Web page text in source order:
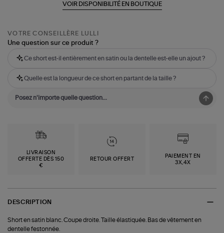
VOIR DISPONIBILITÉ EN BOUTIQUE
VOTRE CONSEILLÈRE LULLI
Une question sur ce produit ?
Ce short est-il entièrement en satin ou la dentelle est-elle un ajout ?
Quelle est la longueur de ce short en partant de la taille ?
LIVRAISON
OFFERTE DÈS 150
€
RETOUR OFFERT
PAIEMENT EN
3X,4X
DESCRIPTION
Short en satin blanc. Coupe droite. Taille élastiquée. Bas de vêtement en
dentelle festonnée.